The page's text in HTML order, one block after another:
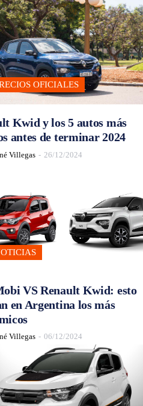
OFICIALES
Kwid y los 5 autos más
antes de terminar 2024
Villegas - 26/12/2024
VS Renault Kwid: esto
en Argentina los más
Villegas - 06/12/2024